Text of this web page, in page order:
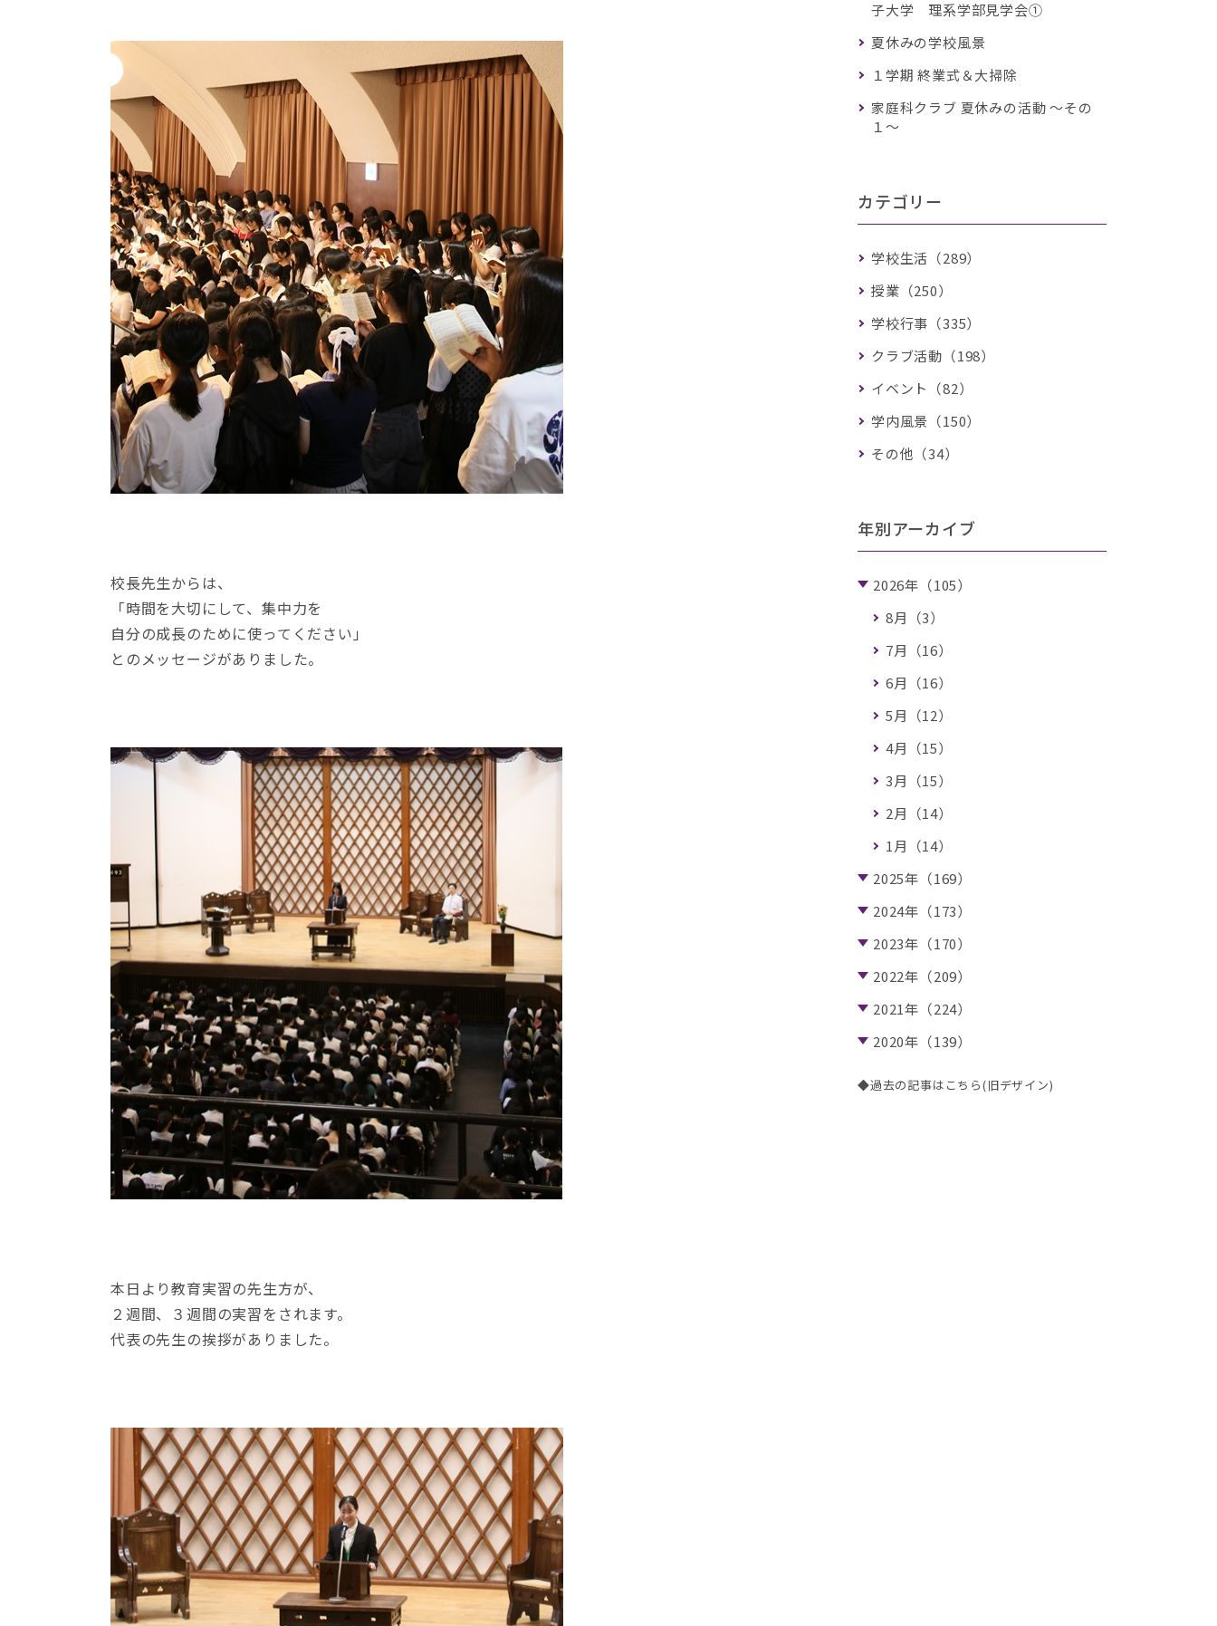
校長先生からは、
「時間を大切にして、集中力を
自分の成長のために使ってください」
とのメッセージがありました。
本日より教育実習の先生方が、
２週間、３週間の実習をされます。
代表の先生の挨拶がありました。
子大学 理系学部見学会①
夏休みの学校風景
１学期 終業式＆大掃除
家庭科クラブ 夏休みの活動 ～その
１～
カテゴリー
学校生活（289）
授業（250）
学校行事（335）
クラブ活動（198）
イベント（82）
学内風景（150）
その他（34）
年別アーカイブ
2026年（105）
8月（3）
7月（16）
6月（16）
5月（12）
4月（15）
3月（15）
2月（14）
1月（14）
2025年（169）
2024年（173）
2023年（170）
2022年（209）
2021年（224）
2020年（139）
◆過去の記事はこちら(旧デザイン)